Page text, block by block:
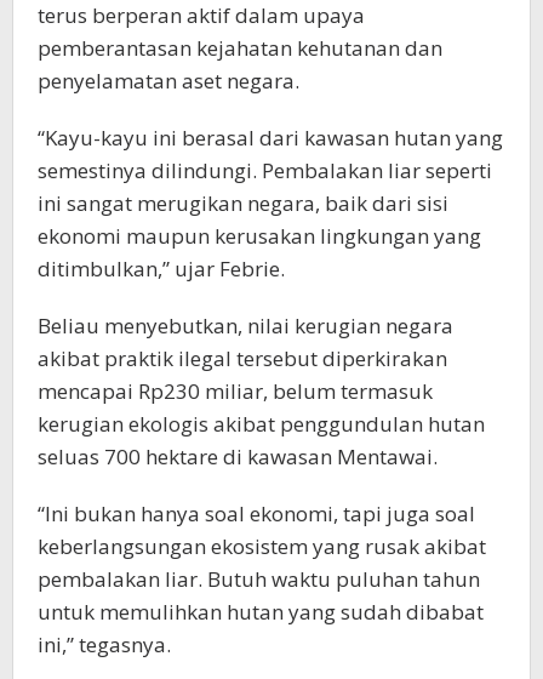
terus berperan aktif dalam upaya
pemberantasan kejahatan kehutanan dan
penyelamatan aset negara.
“Kayu-kayu ini berasal dari kawasan hutan yang
semestinya dilindungi. Pembalakan liar seperti
ini sangat merugikan negara, baik dari sisi
ekonomi maupun kerusakan lingkungan yang
ditimbulkan,” ujar Febrie.
Beliau menyebutkan, nilai kerugian negara
akibat praktik ilegal tersebut diperkirakan
mencapai Rp230 miliar, belum termasuk
kerugian ekologis akibat penggundulan hutan
seluas 700 hektare di kawasan Mentawai.
“Ini bukan hanya soal ekonomi, tapi juga soal
keberlangsungan ekosistem yang rusak akibat
pembalakan liar. Butuh waktu puluhan tahun
untuk memulihkan hutan yang sudah dibabat
ini,” tegasnya.